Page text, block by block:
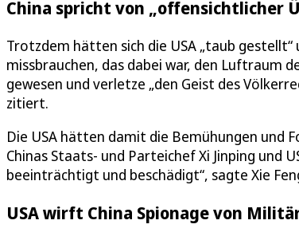
China spricht von „offensichtlicher
Trotzdem hätten sich die USA „taub
missbrauchen, das dabei war, den Luftraum
gewesen und verletze „den Geist des
zitiert.
Die USA hätten damit die Bemühungen und
Chinas Staats- und Parteichef Xi Jinping und
beeinträchtigt und beschädigt“, sagte Xie
USA wirft China Spionage von